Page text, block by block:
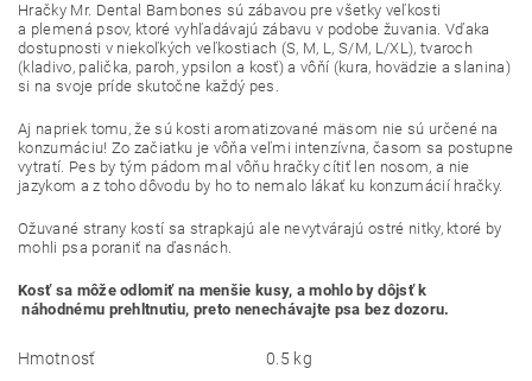
Hračky Mr. Dental Bambones sú zábavou pre všetky veľkosti
a plemená psov, ktoré vyhľadávajú zábavu v podobe žuvania. Vďaka
dostupnosti v niekoľkých veľkostiach (S, M, L, S/M, L/XL), tvaroch
(kladivo, palička, paroh, ypsilon a kosť) a vôňí (kura, hovädzie a slanina)
si na svoje príde skutočne každý pes.
Aj napriek tomu, že sú kosti aromatizované mäsom nie sú určené na
konzumáciu! Zo začiatku je vôňa veľmi intenzívna, časom sa postupne
vytratí. Pes by tým pádom mal vôňu hračky cítiť len nosom, a nie
jazykom a z toho dôvodu by ho to nemalo lákať ku konzumácií hračky.
Ožuvané strany kostí sa strapkajú ale nevytvárajú ostré nitky, ktoré by
mohli psa poraniť na ďasnách.
Kosť sa môže odlomiť na menšie kusy, a mohlo by dôjsť k
náhodnému prehltnutiu, preto nenechávajte psa bez dozoru.
Hmotnosť 0.5 kg